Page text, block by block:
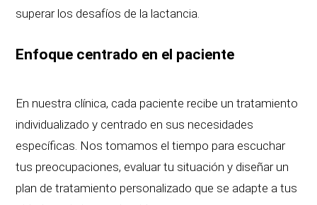
superar los desafíos de la lactancia.
Enfoque centrado en el paciente
En nuestra clínica, cada paciente recibe un tratamiento
individualizado y centrado en sus necesidades
específicas. Nos tomamos el tiempo para escuchar
tus preocupaciones, evaluar tu situación y diseñar un
plan de tratamiento personalizado que se adapte a tus